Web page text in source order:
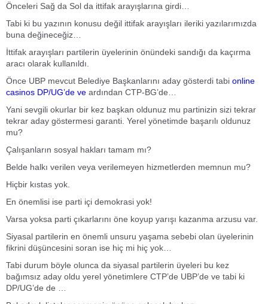
Önceleri Sağ da Sol da ittifak arayışlarına girdi…
Tabi ki bu yazının konusu değil ittifak arayışları ileriki yazılarımızda
buna değineceğiz…
İttifak arayışları partilerin üyelerinin önündeki sandığı da kaçırma
aracı olarak kullanıldı.
Önce UBP mevcut Belediye Başkanlarını aday gösterdi tabi online
casinos DP/UG’de ve ardından CTP-BG’de…
Yani sevgili okurlar bir kez başkan oldunuz mu partinizin sizi tekrar
tekrar aday göstermesi garanti. Yerel yönetimde başarılı oldunuz
mu?
Çalışanların sosyal hakları tamam mı?
Belde halkı verilen veya verilemeyen hizmetlerden memnun mu?
Hiçbir kıstas yok.
En önemlisi ise parti içi demokrasi yok!
Varsa yoksa parti çıkarlarını öne koyup yarışı kazanma arzusu var.
Siyasal partilerin en önemli unsuru yaşama sebebi olan üyelerinin
fikrini düşüncesini soran ise hiç mi hiç yok…
Tabi durum böyle olunca da siyasal partilerin üyeleri bu kez
bağımsız aday oldu yerel yönetimlere CTP’de UBP’de ve tabi ki
DP/UG’de de …